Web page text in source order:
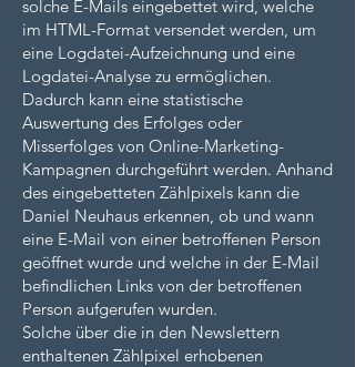
solche E-Mails eingebettet wird, welche
im HTML-Format versendet werden, um
eine Logdatei-Aufzeichnung und eine
Logdatei-Analyse zu ermöglichen.
Dadurch kann eine statistische
Auswertung des Erfolges oder
Misserfolges von Online-Marketing-
Kampagnen durchgeführt werden. Anhand
des eingebetteten Zählpixels kann die
Daniel Neuhaus erkennen, ob und wann
eine E-Mail von einer betroffenen Person
geöffnet wurde und welche in der E-Mail
befindlichen Links von der betroffenen
Person aufgerufen wurden.
Solche über die in den Newslettern
enthaltenen Zählpixel erhobenen